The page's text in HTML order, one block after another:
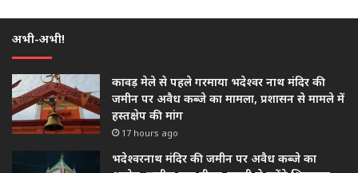
अभी-अभी!
कावड़ मेले से पहले गरमाया भदेश्वर नाथ मंदिर की
जमीन पर अवैध कब्जे का मामला, प्रशासन से मामले में
हस्तक्षेप की मांग
17 hours ago
भदेश्वरनाथ मंदिर की जमीन पर अवैध कब्जे का